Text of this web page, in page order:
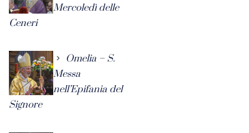
Mercoledì delle
Ceneri
Omelia – S.
Messa
nell’Epifania del
Signore